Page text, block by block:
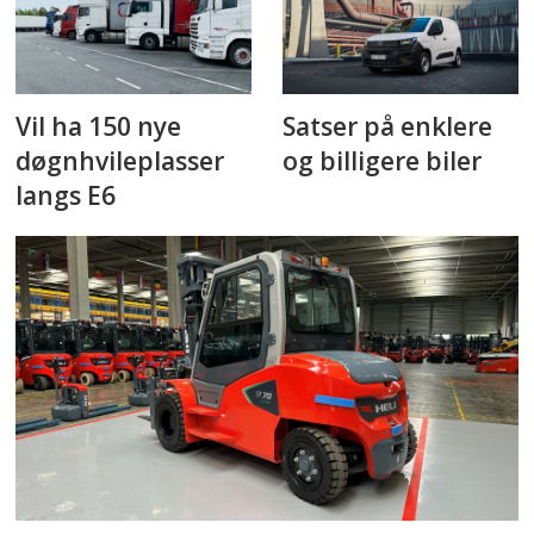
Vil ha 150 nye
døgnhvileplasser
langs E6
Satser på enklere
og billigere biler